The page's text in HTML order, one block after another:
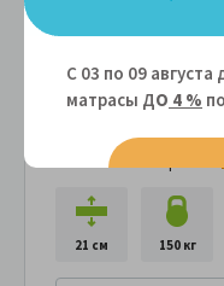
Матрас
Жесткость 1 стороны:
Жесткость 2 стороны:
21 см 150 кг
С 03 по 09
матрасы ДО 4 %